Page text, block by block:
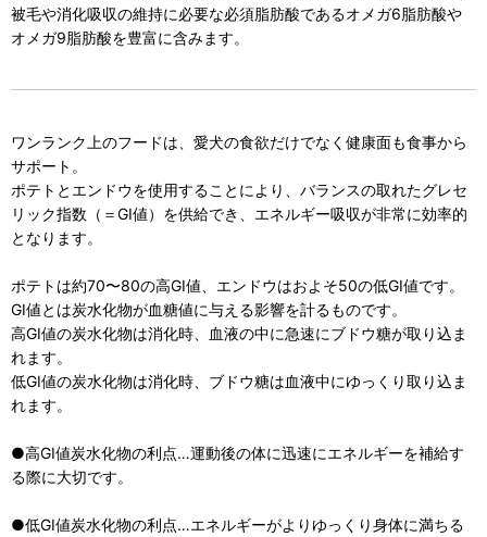
被毛や消化吸収の維持に必要な必須脂肪酸であるオメガ6脂肪酸や
オメガ9脂肪酸を豊富に含みます。
ワンランク上のフードは、愛犬の食欲だけでなく健康面も食事から
サポート。
ポテトとエンドウを使用することにより、バランスの取れたグレセ
リック指数（＝GI値）を供給でき、エネルギー吸収が非常に効率的
となります。
ポテトは約70〜80の高GI値、エンドウはおよそ50の低GI値です。
GI値とは炭水化物が血糖値に与える影響を計るものです。
高GI値の炭水化物は消化時、血液の中に急速にブドウ糖が取り込ま
れます。
低GI値の炭水化物は消化時、ブドウ糖は血液中にゆっくり取り込ま
れます。
●高GI値炭水化物の利点…運動後の体に迅速にエネルギーを補給す
る際に大切です。
●低GI値炭水化物の利点…エネルギーがよりゆっくり身体に満ちる